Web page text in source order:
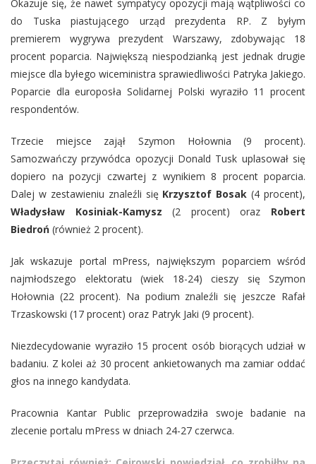
Okazuje się, że nawet sympatycy opozycji mają wątpliwości co
do Tuska piastującego urząd prezydenta RP. Z byłym
premierem wygrywa prezydent Warszawy, zdobywając 18
procent poparcia. Największą niespodzianką jest jednak drugie
miejsce dla byłego wiceministra sprawiedliwości Patryka Jakiego.
Poparcie dla europosła Solidarnej Polski wyraziło 11 procent
respondentów.
Trzecie miejsce zajął Szymon Hołownia (9 procent).
Samozwańczy przywódca opozycji Donald Tusk uplasował się
dopiero na pozycji czwartej z wynikiem 8 procent poparcia.
Dalej w zestawieniu znaleźli się Krzysztof Bosak (4 procent),
Władysław Kosiniak-Kamysz (2 procent) oraz Robert
Biedroń (również 2 procent).
Jak wskazuje portal mPress, największym poparciem wśród
najmłodszego elektoratu (wiek 18-24) cieszy się Szymon
Hołownia (22 procent). Na podium znaleźli się jeszcze Rafał
Trzaskowski (17 procent) oraz Patryk Jaki (9 procent).
Niezdecydowanie wyraziło 15 procent osób biorących udział w
badaniu. Z kolei aż 30 procent ankietowanych ma zamiar oddać
głos na innego kandydata.
Pracownia Kantar Public przeprowadziła swoje badanie na
zlecenie portalu mPress w dniach 24-27 czerwca.